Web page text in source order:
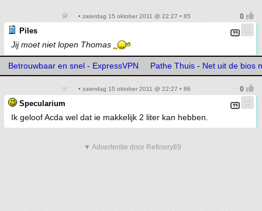
• zaterdag 15 oktober 2011 @ 22:27 • 85
Piles
Jij moet niet lopen Thomas
Betrouwbaar en snel - ExpressVPN Pathe Thuis - Net uit de bios
• zaterdag 15 oktober 2011 @ 22:27 • 86
Specularium
Ik geloof Acda wel dat ie makkelijk 2 liter kan hebben.
▼ Advertentie door Refinery89